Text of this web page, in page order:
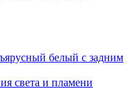
белый с задним
света и пламени